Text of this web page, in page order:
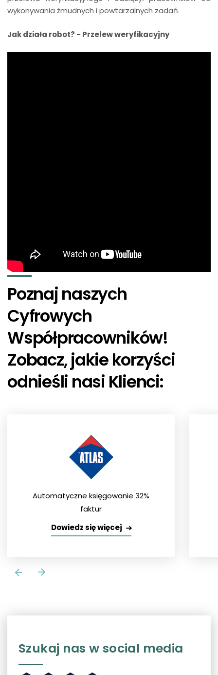
wykonywania żmudnych i powtarzalnych zadań.
Jak działa robot? - Przelew weryfikacyjny
Poznaj naszych
Cyfrowych
Współpracowników!
Zobacz, jakie korzyści
odnieśli nasi Klienci:
Automatyczne księgowanie 32%
faktur
Dowiedz się więcej
Szukaj nas w social media